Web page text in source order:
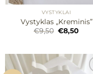
VYSTYKLAI
Vystyklas „Kreminis”
€9,50 Original
price
€8,50